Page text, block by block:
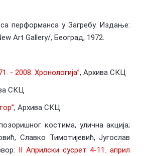
перформанса у Загребу. Издање:
Art Gallery/, Београд, 1972.
- 2008. Хронологија”, Архива СКЦ
СКЦ
, Архива СКЦ
костима, улична акција;
Славко Тимотијевић, Југослав
II Априлски сусрет 4-11. април